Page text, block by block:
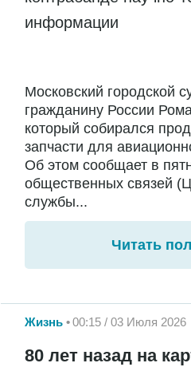
информации
Московский городской
гражданину России
который собирался
запчасти для
Об этом сообщает в
общественных связей
службы...
Читать
Жизнь 00:15 / 03 Июля 2026
80 лет назад на